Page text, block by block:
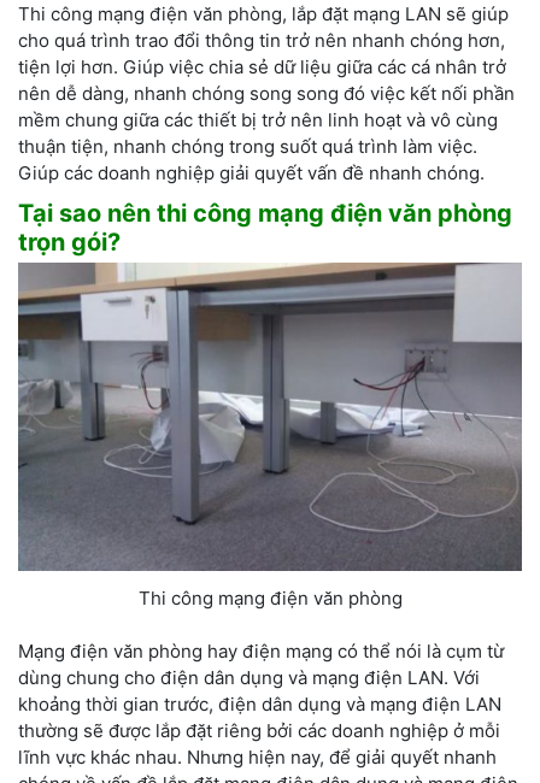
Thi công mạng điện văn phòng, lắp đặt mạng LAN sẽ giúp
cho quá trình trao đổi thông tin trở nên nhanh chóng hơn,
tiện lợi hơn. Giúp việc chia sẻ dữ liệu giữa các cá nhân trở
nên dễ dàng, nhanh chóng song song đó việc kết nối phần
mềm chung giữa các thiết bị trở nên linh hoạt và vô cùng
thuận tiện, nhanh chóng trong suốt quá trình làm việc.
Giúp các doanh nghiệp giải quyết vấn đề nhanh chóng.
Tại sao nên thi công mạng điện văn phòng
trọn gói?
Thi công mạng điện văn phòng
Mạng điện văn phòng hay điện mạng có thể nói là cụm từ
dùng chung cho điện dân dụng và mạng điện LAN. Với
khoảng thời gian trước, điện dân dụng và mạng điện LAN
thường sẽ được lắp đặt riêng bởi các doanh nghiệp ở mỗi
lĩnh vực khác nhau. Nhưng hiện nay, để giải quyết nhanh